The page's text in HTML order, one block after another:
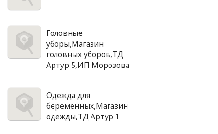
Головные
уборы,Магазин
головных уборов,ТД
Артур 5,ИП Морозова
Одежда для
беременных,Магазин
одежды,ТД Артур 1